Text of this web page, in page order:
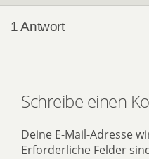
1 Antwort
Schreibe einen
Deine E-Mail-Adresse
Erforderliche Felder